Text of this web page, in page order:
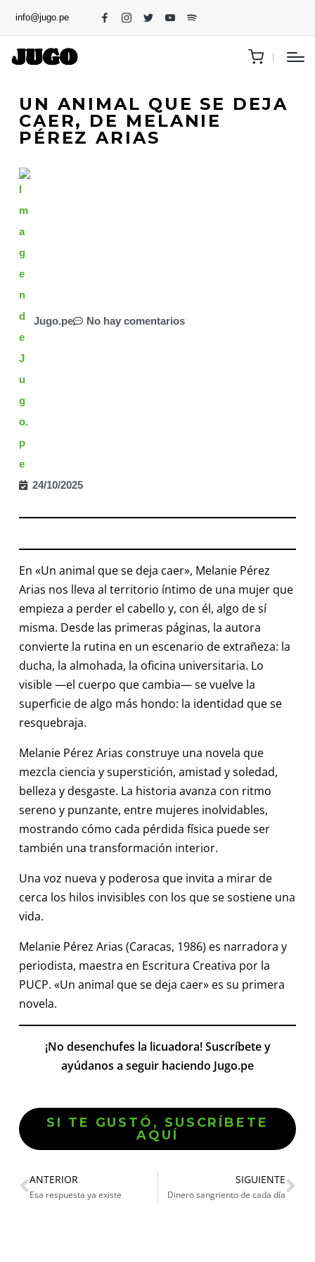
info@jugo.pe
UN ANIMAL QUE SE DEJA
CAER, DE MELANIE
PÉREZ ARIAS
Jugo.pe No hay comentarios
24/10/2025
En «Un animal que se deja caer», Melanie Pérez
Arias nos lleva al territorio íntimo de una mujer que
empieza a perder el cabello y, con él, algo de sí
misma. Desde las primeras páginas, la autora
convierte la rutina en un escenario de extrañeza: la
ducha, la almohada, la oficina universitaria. Lo
visible —el cuerpo que cambia— se vuelve la
superficie de algo más hondo: la identidad que se
resquebraja.
Melanie Pérez Arias construye una novela que
mezcla ciencia y superstición, amistad y soledad,
belleza y desgaste. La historia avanza con ritmo
sereno y punzante, entre mujeres inolvidables,
mostrando cómo cada pérdida física puede ser
también una transformación interior.
Una voz nueva y poderosa que invita a mirar de
cerca los hilos invisibles con los que se sostiene una
vida.
Melanie Pérez Arias (Caracas, 1986) es narradora y
periodista, maestra en Escritura Creativa por la
PUCP. «Un animal que se deja caer» es su primera
novela.
¡No desenchufes la licuadora! Suscríbete y
ayúdanos a seguir haciendo Jugo.pe
SI TE GUSTÓ, SUSCRÍBETE
AQUÍ
ANTERIOR
Esa respuesta ya existe
SIGUIENTE
Dinero sangriento de cada día